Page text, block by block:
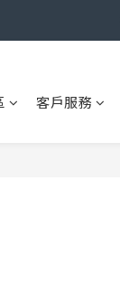
客戶服務